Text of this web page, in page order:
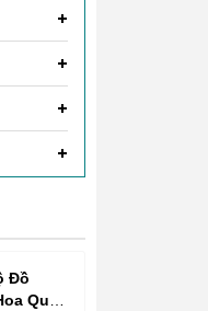
Đồ
Quả